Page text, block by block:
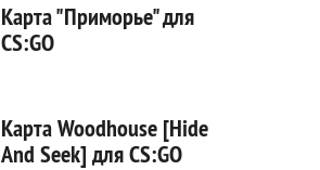
Карта "Приморье" для
CS:GO
Карта Woodhouse [Hide
And Seek] для CS:GO